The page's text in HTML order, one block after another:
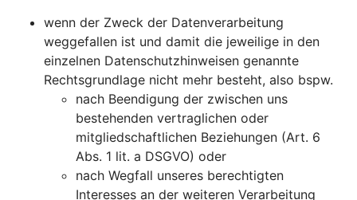
wenn der Zweck der Datenverarbeitung
weggefallen ist und damit die jeweilige in den
einzelnen Datenschutzhinweisen genannte
Rechtsgrundlage nicht mehr besteht, also bspw.
nach Beendigung der zwischen uns
bestehenden vertraglichen oder
mitgliedschaftlichen Beziehungen (Art. 6
Abs. 1 lit. a DSGVO) oder
nach Wegfall unseres berechtigten
Interesses an der weiteren Verarbeitung